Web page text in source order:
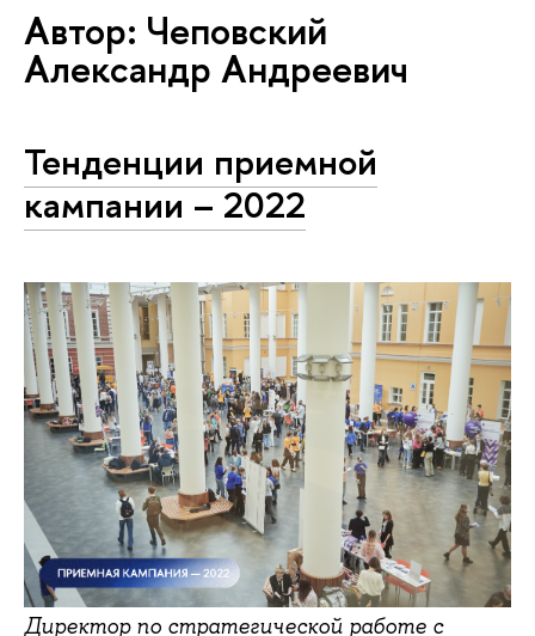
Автор: Чеповский
Александр Андреевич
Тенденции приемной
кампании – 2022
Директор по стратегической работе с